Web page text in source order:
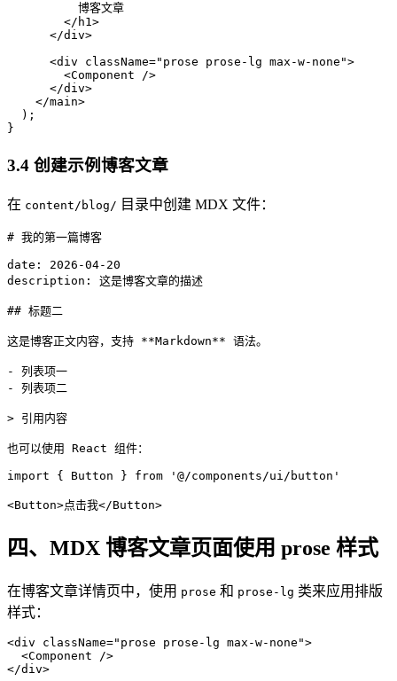
          博客文章
        </h1>
      </div>
      <div className="prose prose-lg max-w-none">
        <Component />
      </div>
    </main>
  );
3.4 创建示例博客文章
在 content/blog/ 目录中创建 MDX 文件：
# 我的第一篇博客
date: 2026-04-20
description: 这是博客文章的描述
## 标题二
这是博客正文内容，支持 **Markdown** 语法。
- 列表项一
- 列表项二
> 引用内容
也可以使用 React 组件：
import { Button } from '@/components/ui/button'
四、MDX 博客文章页面使用 prose 样式
在博客文章详情页中，使用 prose 和 prose-lg 类来应用排版
样式：
<div className="prose prose-lg max-w-none">
  <Component />